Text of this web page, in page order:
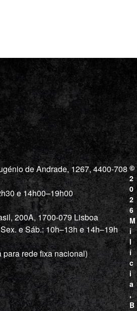
de Andrade, 1267, 4400-708
e 14h00–19h00
200A, 1700-079 Lisboa
e Sáb.: 10h–13h e 14h–19h
rede fixa nacional)
©
2
0
2
6
M
i
l
í
c
i
a
,
B